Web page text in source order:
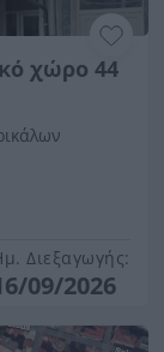
χώρο 44
Διεξαγωγής:
09/2026